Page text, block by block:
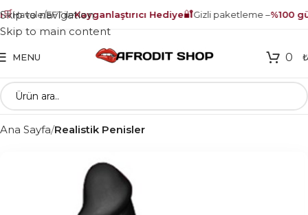
Havale/EFT ileKayganlaştırıcı Hediye🔐Gizli paketleme –%100
Skip to navigation
Skip to main content
MENU 0 ₺
Ana Sayfa Realistik Penisler